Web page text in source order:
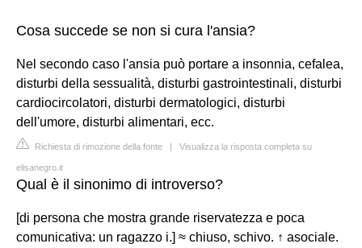
Cosa succede se non si cura l'ansia?
Nel secondo caso l'ansia può portare a insonnia, cefalea,
disturbi della sessualità, disturbi gastrointestinali, disturbi
cardiocircolatori, disturbi dermatologici, disturbi
dell'umore, disturbi alimentari, ecc.
Richiesta di rimozione della fonte | Visualizza la risposta completa su
elisanegro.it
Qual è il sinonimo di introverso?
[di persona che mostra grande riservatezza e poca
comunicativa: un ragazzo i.] ≈ chiuso, schivo. ↑ asociale.